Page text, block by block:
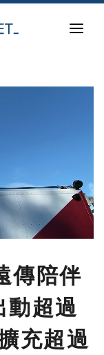
傳陪伴
超過
充超過